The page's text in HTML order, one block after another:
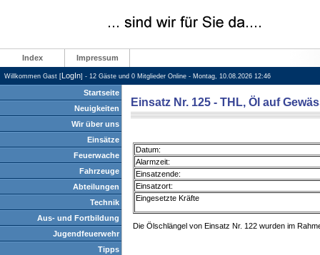
Index Impressum
Willkommen Gast [LogIn] - 12 Gäste und 0 Mitglieder Online - Montag, 10.08.2026 12:46
Startseite
Neuigkeiten
Wir über uns
Einsätze
Feuerwache
Fahrzeuge
Abteilungen
Technik
Aus- und Fortbildung
Jugendfeuerwehr
Tipps
Einsatz Nr. 125 - THL, Öl auf
Datum:
Alarmzeit:
Einsatzende:
Einsatzort:
Eingesetzte Kräfte
Die Ölschlängel von Einsatz Nr. 122 wurden im